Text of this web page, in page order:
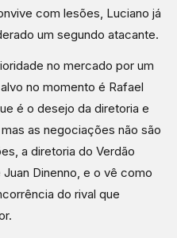
com lesões, Luciano já
um segundo atacante.
no mercado por um
no momento é Rafael
é o desejo da diretoria e
as negociações não são
a diretoria do Verdão
Dinenno, e o vê como
do rival que